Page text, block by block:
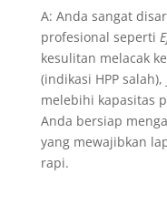
A: Anda sangat
profesional seperti
kesulitan melacak
(indikasi HPP
melebihi kapasitas
Anda bersiap
yang mewajibkan
rapi.